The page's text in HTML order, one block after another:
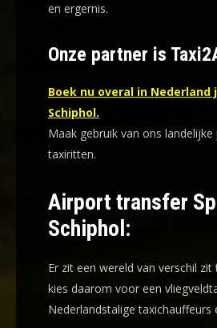
en ergernis.
Onze partner is
Boek nu overal in Nederland
Schiphol.
Maak gebruik van ons
taxiritten.
Airport transfer
Schiphol:
Er zit een wereld van verschil
kies daarom voor een
Nederlandstalige taxichauffeurs